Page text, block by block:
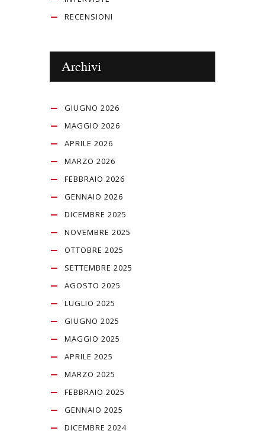
RECENSIONI
Archivi
GIUGNO 2026
MAGGIO 2026
APRILE 2026
MARZO 2026
FEBBRAIO 2026
GENNAIO 2026
DICEMBRE 2025
NOVEMBRE 2025
OTTOBRE 2025
SETTEMBRE 2025
AGOSTO 2025
LUGLIO 2025
GIUGNO 2025
MAGGIO 2025
APRILE 2025
MARZO 2025
FEBBRAIO 2025
GENNAIO 2025
DICEMBRE 2024